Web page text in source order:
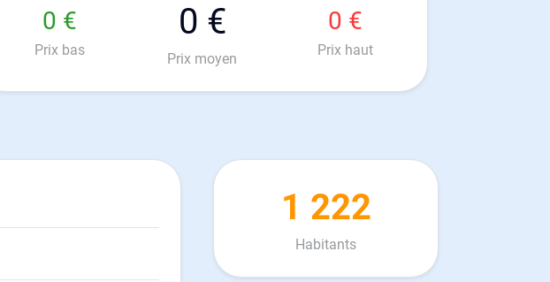
0 €
Prix bas
0 €
Prix moyen
0 €
Prix haut
1 222
Habitants